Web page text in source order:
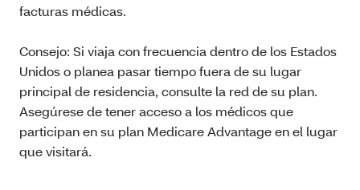
facturas médicas.
Consejo: Si viaja con frecuencia dentro de los Estados
Unidos o planea pasar tiempo fuera de su lugar
principal de residencia, consulte la red de su plan.
Asegúrese de tener acceso a los médicos que
participan en su plan Medicare Advantage en el lugar
que visitará.